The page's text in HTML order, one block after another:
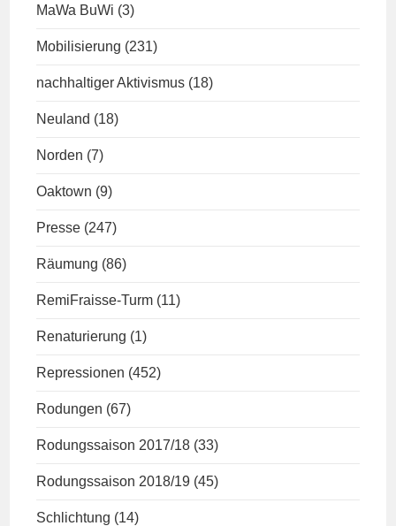
MaWa BuWi (3)
Mobilisierung (231)
nachhaltiger Aktivismus (18)
Neuland (18)
Norden (7)
Oaktown (9)
Presse (247)
Räumung (86)
RemiFraisse-Turm (11)
Renaturierung (1)
Repressionen (452)
Rodungen (67)
Rodungssaison 2017/18 (33)
Rodungssaison 2018/19 (45)
Schlichtung (14)